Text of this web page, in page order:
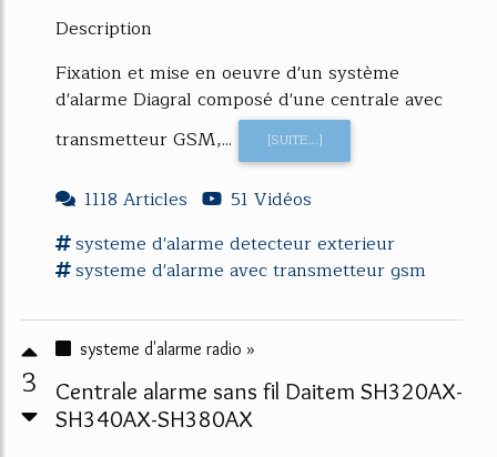
Description
Fixation et mise en oeuvre d'un système
d'alarme Diagral composé d'une centrale avec
transmetteur GSM,...
[SUITE...]
1118 Articles
51 Vidéos
systeme d'alarme detecteur exterieur
systeme d'alarme avectransmetteur gsm
3
systeme d'alarme radio »
Centrale alarme sans fil Daitem SH320AX-
SH340AX-SH380AX